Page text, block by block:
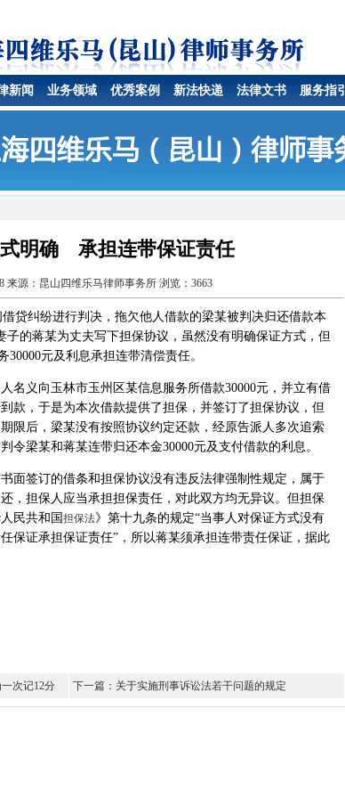
新闻 业务领域 优秀案例 新法快递 法律文书 服务指引
明确 承担连带保证责任
来源：昆山四维乐马律师事务所 浏览：3663
贷纠纷进行判决，拖欠他人借款的梁某被判决归还借款本
子的蒋某为丈夫写下担保协议，虽然没有明确保证方式，但
元及利息承担连带清偿责任。
义向玉林市玉州区某信息服务所借款30000元，并立有借
款，于是为本次借款提供了担保，并签订了担保协议，但
限后，梁某没有按照协议约定还款，经原告派人多次追索
令梁某和蒋某连带归还本金30000元及支付借款的利息。
签订的借条和担保协议没有违反法律强制性规定，属于
，担保人应当承担担保责任，对此双方均无异议。但担保
民共和国 担保法》第十九条的规定“当事人对保证方式没有
保证承担保证责任”，所以蒋某须承担连带责任保证，据此
次记12分 下一篇：关于实施刑事诉讼法若干问题的规定